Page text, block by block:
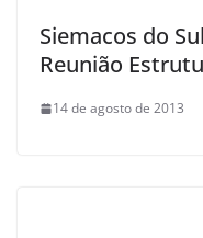
Siemacos do
Reunião
14 de agosto de 2013